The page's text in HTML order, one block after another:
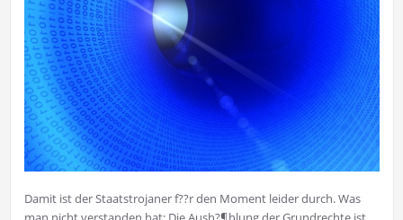
Damit ist der Staatstrojaner f??r den Moment leider durch. Was